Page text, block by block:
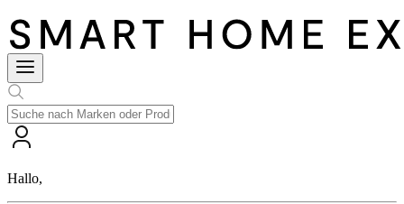
Hallo,